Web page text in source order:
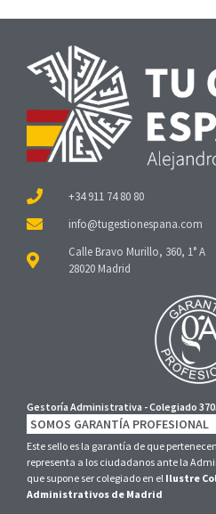
+34 911 74 80 80
Calle Bravo Murillo, 360, 1° A
28020 Madrid
Gestoría Administrativa - Colegiado
SOMOS GARANTÍA PROFESIONAL
Este sello es la garantía de que
representa a los ciudadanos ante la
que supone ser colegiado en el Ilustre
Administrativos de Madrid